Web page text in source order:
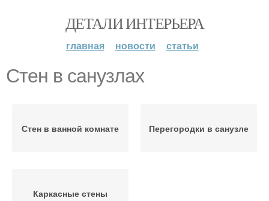
ДЕТАЛИ ИНТЕРЬЕРА
главная новости статьи
Стен в санузлах
Стен в ванной комнате Перегородки в санузле
Каркасные стены